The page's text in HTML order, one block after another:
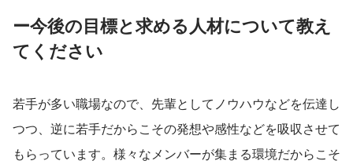
ー今後の目標と求める人材について教え
てください
若手が多い職場なので、先輩としてノウハウなどを伝達し
つつ、逆に若手だからこその発想や感性などを吸収させて
もらっています。様々なメンバーが集まる環境だからこそ